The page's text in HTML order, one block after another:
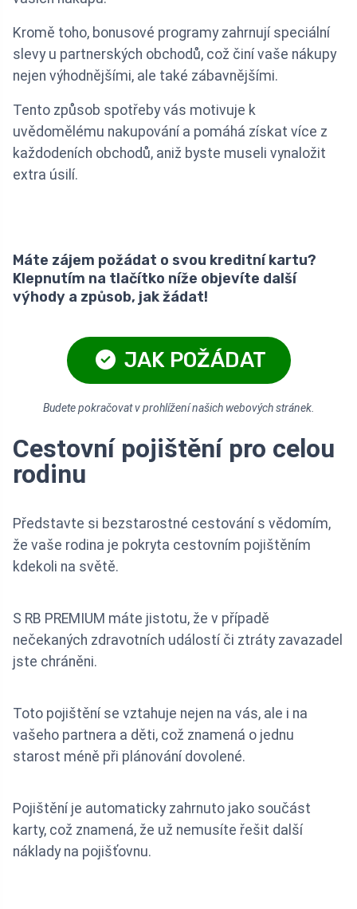
Kromě toho, bonusové programy zahrnují speciální
slevy u partnerských obchodů, což činí vaše nákupy
nejen výhodnějšími, ale také zábavnějšími.
Tento způsob spotřeby vás motivuje k
uvědomělému nakupování a pomáhá získat více z
každodeních obchodů, aniž byste museli vynaložit
extra úsilí.
Máte zájem požádat o svou kreditní kartu?
Klepnutím na tlačítko níže objevíte další
výhody a způsob, jak žádat!
JAK POŽÁDAT
Budete pokračovat v prohlížení našich webových stránek.
Cestovní pojištění pro celou
rodinu
Představte si bezstarostné cestování s vědomím,
že vaše rodina je pokryta cestovním pojištěním
kdekoli na světě.
S RB PREMIUM máte jistotu, že v případě
nečekaných zdravotních událostí či ztráty zavazadel
jste chráněni.
Toto pojištění se vztahuje nejen na vás, ale i na
vašeho partnera a děti, což znamená o jednu
starost méně při plánování dovolené.
Pojištění je automaticky zahrnuto jako součást
karty, což znamená, že už nemusíte řešit další
náklady na pojišťovnu.